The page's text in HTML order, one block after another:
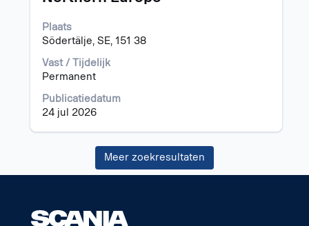
tabtoets
naar
te
navigeren.
Selecteer
een
de
Plaats
Södertälje, SE, 151 38
Vast / Tijdelijk
Permanent
Publicatiedatum
24 jul 2026
volledige
inhoud
de
functiegegevens
weer
te
geven.
Meer zoekresultaten